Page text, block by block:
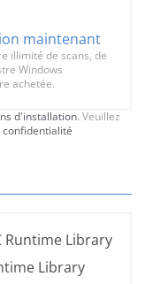
maintenant
illimité de scans, de
Windows
achetée.
d'installation. Veuillez
confidentialité
Library
Library